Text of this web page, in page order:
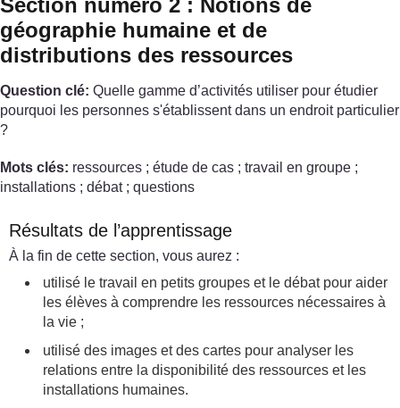
Section numéro 2 : Notions de
géographie humaine et de
distributions des ressources
Question clé: Quelle gamme d’activités utiliser pour étudier
pourquoi les personnes s'établissent dans un endroit particulier
?
Mots clés: ressources ; étude de cas ; travail en groupe ;
installations ; débat ; questions
Résultats de l’apprentissage
À la fin de cette section, vous aurez :
utilisé le travail en petits groupes et le débat pour aider
les élèves à comprendre les ressources nécessaires à
la vie ;
utilisé des images et des cartes pour analyser les
relations entre la disponibilité des ressources et les
installations humaines.